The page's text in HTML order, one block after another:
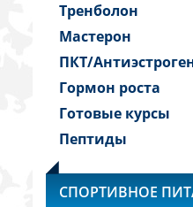
Тренболон
Мастерон
ПКТ/
Гормон роста
Готовые курсы
Пептиды
СПОРТИВНОЕ